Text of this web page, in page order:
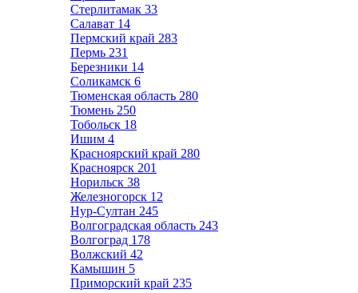
Стерлитамак 33
Салават 14
Пермский край 283
Пермь 231
Березники 14
Соликамск 6
Тюменская область 280
Тюмень 250
Тобольск 18
Ишим 4
Красноярский край 280
Красноярск 201
Норильск 38
Железногорск 12
Нур-Султан 245
Волгоградская область 243
Волгоград 178
Волжский 42
Камышин 5
Приморский край 235